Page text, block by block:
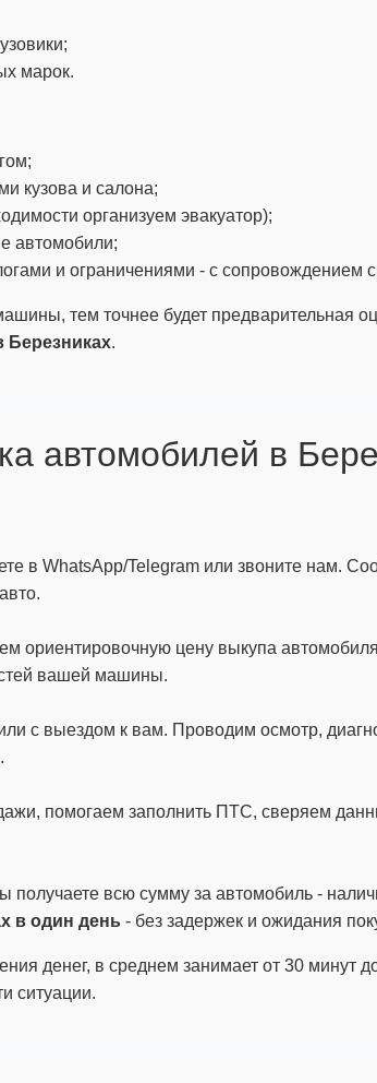
марок.
кузова и салона;
организуем эвакуатор);
автомобили;
и ограничениями - с сопровождением
тем точнее будет предварительная
Березниках.
автомобилей в
в WhatsApp/Telegram или звоните нам.
ориентировочную цену выкупа
вашей машины.
с выездом к вам. Проводим осмотр,
помогаем заполнить ПТС, сверяем
получаете всю сумму за автомобиль -
в один день - без задержек и ожидания
денег, в среднем занимает от 30 минут
ситуации.